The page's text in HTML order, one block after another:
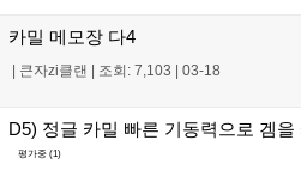
카밀 메모장 다4
큰자zi클랜 조회: 7,103 03-18
D5) 정글 카밀 빠른 기동력으로 겜을
평가중 (1)